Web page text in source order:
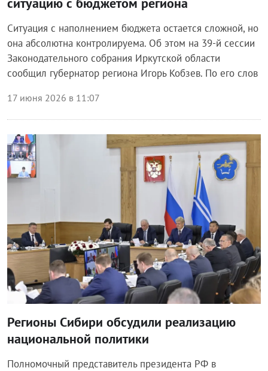
Ситуация с наполнением бюджета остается сложной, но
она абсолютна контролируема. Об этом на 39-й сессии
Законодательного собрания Иркутской области
сообщил губернатор региона Игорь Кобзев. По его слов
17 июня 2026 в 11:07
Власть
Регионы Сибири обсудили реализацию
национальной политики
Полномочный представитель президента РФ в